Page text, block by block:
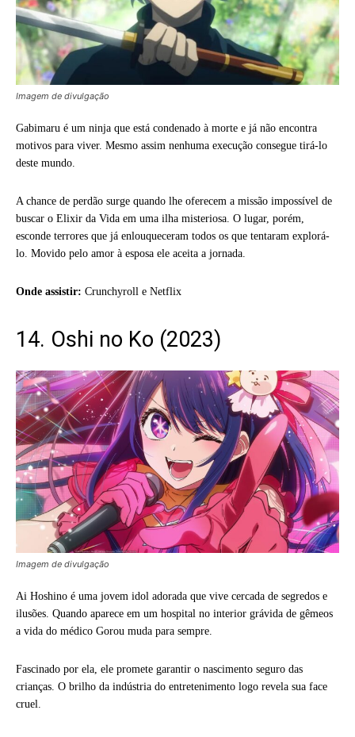
Imagem de divulgação
Gabimaru é um ninja que está condenado à morte e já não encontra
motivos para viver. Mesmo assim nenhuma execução consegue tirá-lo
deste mundo.
A chance de perdão surge quando lhe oferecem a missão impossível de
buscar o Elixir da Vida em uma ilha misteriosa. O lugar, porém,
esconde terrores que já enlouqueceram todos os que tentaram explorá-
lo. Movido pelo amor à esposa ele aceita a jornada.
Onde assistir: Crunchyroll e Netflix
14. Oshi no Ko (2023)
Imagem de divulgação
Ai Hoshino é uma jovem idol adorada que vive cercada de segredos e
ilusões. Quando aparece em um hospital no interior grávida de gêmeos
a vida do médico Gorou muda para sempre.
Fascinado por ela, ele promete garantir o nascimento seguro das
crianças. O brilho da indústria do entretenimento logo revela sua face
cruel.